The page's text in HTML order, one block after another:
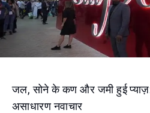
जल, सोने के कण और जमी हुई
असाधारण नवाचार